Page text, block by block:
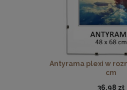
Antyrama plexi w
cm
36,98 zł